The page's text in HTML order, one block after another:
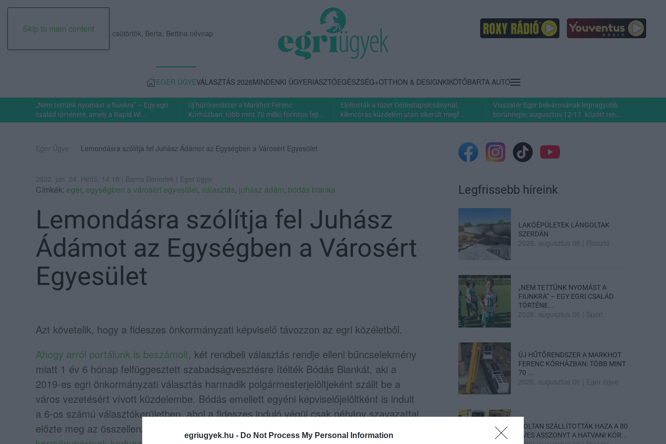
egriugyek.hu - Do Not Process My Personal Information
Skip to main content
2026. augusztus 06., csütörtök, Berta, Bettina névnap
EGER ÜGYEVÁLASZTÁS 2026MINDENKI ÜGYERIASZTÓEGÉSZSÉG+OTTHON & DESIGNKIKÖTŐBARTA AUTÓ
„Nem tettünk nyomást a fiunkra” – Egy egri
család története, amely a Rapid Wi...
Új hűtőrendszer a Markhot Ferenc
Kórházban: több mint 70 millió forintos fejl...
Eloltották a tüzet Dédestapolcsánynál,
kilencórás küzdelem után sikerült megf...
Visszatér Eger belvárosának legnagyobb
borünnepe: augusztus 12-17. között ren...
Eger Ügye Lemondásra szólítja fel Juhász Ádámot az Egységben a Városért Egyesület
2022. jan. 24. Hétfő, 14:18 | Barna Benedek | Eger ügye
Címkék: eger, egységben a városért egyesület, választás, juhász ádám, bódás bianka
Lemondásra szólítja fel Juhász
Ádámot az Egységben a Városért
Egyesület
Azt követelik, hogy a fideszes önkormányzati képviselő távozzon az egri közéletből.
Ahogy arról portálunk is beszámolt, két rendbeli választás rendje elleni bűncselekmény
miatt 1 év 6 hónap felfüggesztett szabadságvesztésre ítélték Bódás Biankát, aki a
2019-es egri önkormányzati választás harmadik polgármesterjelöltjeként szállt be a
város vezetésért vívott küzdelembe. Bódás emellett egyéni képviselőjelöltként is indult
a 6-os számú választókerületben, ahol a fideszes induló végül csak néhány szavazattal
előzte meg az összellenzék jelöltjét – azaz
Legfrissebb híreink
LAKÓÉPÜLETEK LÁNGOLTAK
SZERDÁN
2026. augusztus 06 Riasztó
„NEM TETTÜNK NYOMÁST A
FIUNKRA” – EGY EGRI CSALÁD
TÖRTÉNE...
2026. augusztus 06 Sport
ÚJ HŰTŐRENDSZER A MARKHOT
FERENC KÓRHÁZBAN: TÖBB MINT
70 ...
2026. augusztus 06 Eger ügye
HOLTAN SZÁLLÍTOTTÁK HAZA A 80
ÉVES ASSZONYT A HATVANI KÓR...